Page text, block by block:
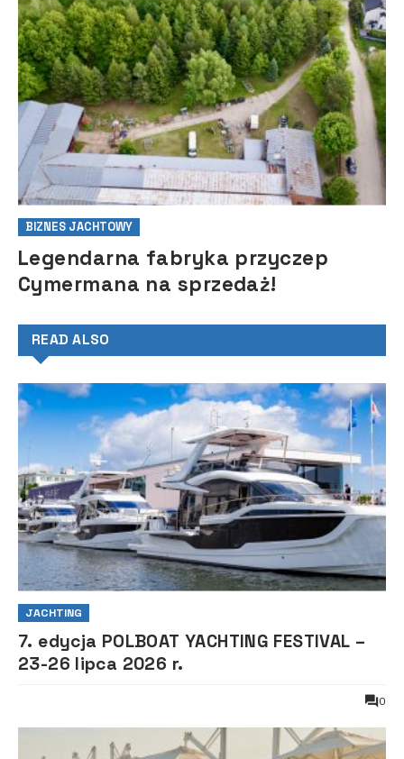
BIZNES JACHTOWY
Legendarna fabryka przyczep
Cymermana na sprzedaż!
READ ALSO
JACHTING
7. edycja POLBOAT YACHTING FESTIVAL –
23-26 lipca 2026 r.
0